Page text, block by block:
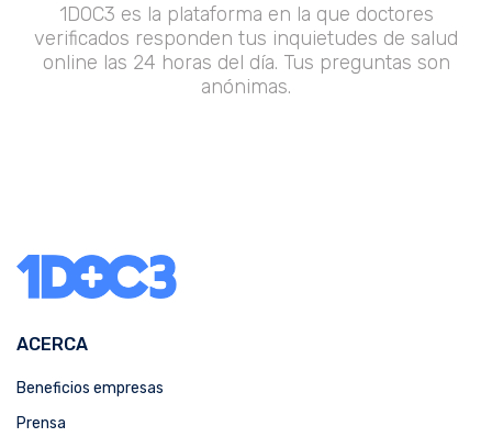
1DOC3 es la plataforma en la que doctores
verificados responden tus inquietudes de salud
online las 24 horas del día. Tus preguntas son
anónimas.
ACERCA
Beneficios empresas
Prensa